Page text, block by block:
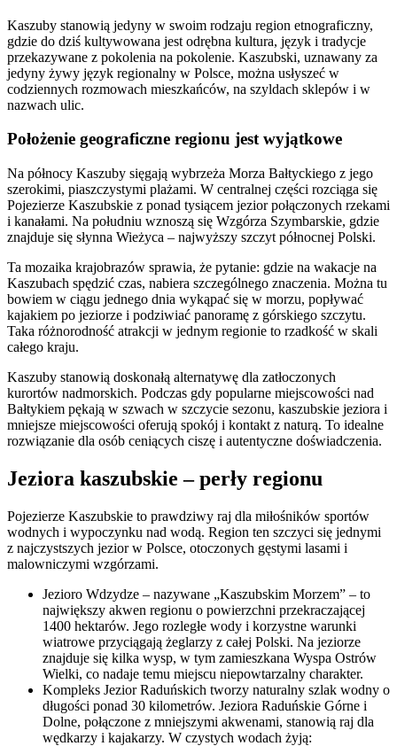
Kaszuby stanowią jedyny w swoim rodzaju region etnograficzny,
gdzie do dziś kultywowana jest odrębna kultura, język i tradycje
przekazywane z pokolenia na pokolenie. Kaszubski, uznawany za
jedyny żywy język regionalny w Polsce, można usłyszeć w
codziennych rozmowach mieszkańców, na szyldach sklepów i w
nazwach ulic.
Położenie geograficzne regionu jest wyjątkowe
Na północy Kaszuby sięgają wybrzeża Morza Bałtyckiego z jego
szerokimi, piaszczystymi plażami. W centralnej części rozciąga się
Pojezierze Kaszubskie z ponad tysiącem jezior połączonych rzekami
i kanałami. Na południu wznoszą się Wzgórza Szymbarskie, gdzie
znajduje się słynna Wieżyca – najwyższy szczyt północnej Polski.
Ta mozaika krajobrazów sprawia, że pytanie: gdzie na wakacje na
Kaszubach spędzić czas, nabiera szczególnego znaczenia. Można tu
bowiem w ciągu jednego dnia wykąpać się w morzu, popływać
kajakiem po jeziorze i podziwiać panoramę z górskiego szczytu.
Taka różnorodność atrakcji w jednym regionie to rzadkość w skali
całego kraju.
Kaszuby stanowią doskonałą alternatywę dla zatłoczonych
kurortów nadmorskich. Podczas gdy popularne miejscowości nad
Bałtykiem pękają w szwach w szczycie sezonu, kaszubskie jeziora i
mniejsze miejscowości oferują spokój i kontakt z naturą. To idealne
rozwiązanie dla osób ceniących ciszę i autentyczne doświadczenia.
Jeziora kaszubskie – perły regionu
Pojezierze Kaszubskie to prawdziwy raj dla miłośników sportów
wodnych i wypoczynku nad wodą. Region ten szczyci się jednymi
z najczystszych jezior w Polsce, otoczonych gęstymi lasami i
malowniczymi wzgórzami.
Jezioro Wdzydze – nazywane „Kaszubskim Morzem” – to
największy akwen regionu o powierzchni przekraczającej
1400 hektarów. Jego rozległe wody i korzystne warunki
wiatrowe przyciągają żeglarzy z całej Polski. Na jeziorze
znajduje się kilka wysp, w tym zamieszkana Wyspa Ostrów
Wielki, co nadaje temu miejscu niepowtarzalny charakter.
Kompleks Jezior Raduńskich tworzy naturalny szlak wodny o
długości ponad 30 kilometrów. Jeziora Raduńskie Górne i
Dolne, połączone z mniejszymi akwenami, stanowią raj dla
wędkarzy i kajakarzy. W czystych wodach żyją: